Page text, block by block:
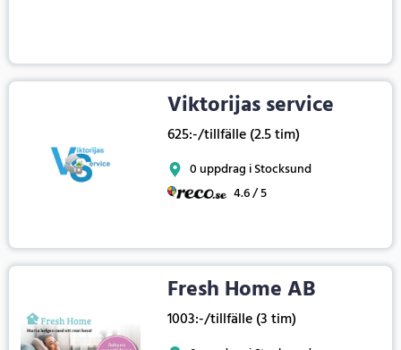
Viktorijas service
625:-/tillfälle (2.5 tim)
0 uppdrag i Stocksund
4.6 / 5
Fresh Home AB
1003:-/tillfälle (3 tim)